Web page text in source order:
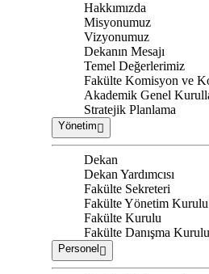
Hakkımızda
Misyonumuz
Vizyonumuz
Dekanın Mesajı
Temel Değerlerimiz
Fakülte Komisyon ve
Akademik Genel
Stratejik Planlama
Yönetim
Dekan
Dekan Yardımcısı
Fakülte Sekreteri
Fakülte Yönetim Kurulu
Fakülte Kurulu
Fakülte Danışma Kurulu
Personel